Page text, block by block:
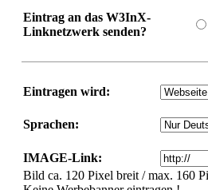
Eintrag an das W3InX-
Linknetzwerk senden?
Eintragen wird:
Sprachen:
IMAGE-Link:
Bild ca. 120 Pixel breit / max. 160